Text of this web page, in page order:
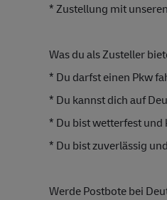
* Zustellung mit unseren
Was du als Zusteller
* Du darfst einen Pkw
* Du kannst dich auf
* Du bist wetterfest und
* Du bist zuverlässig
Werde Postbote bei